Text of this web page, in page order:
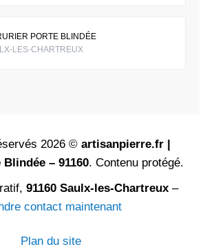
PORTE BLINDÉE
LES-CHARTREUX
2026 © artisanpierre.fr |
– 91160. Contenu protégé.
91160 Saulx-les-Chartreux –
contact maintenant
Plan du site